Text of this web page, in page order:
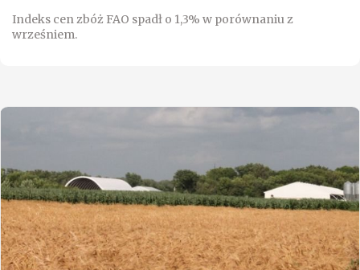
Indeks cen zbóż FAO spadł o 1,3% w porównaniu z
wrześniem.